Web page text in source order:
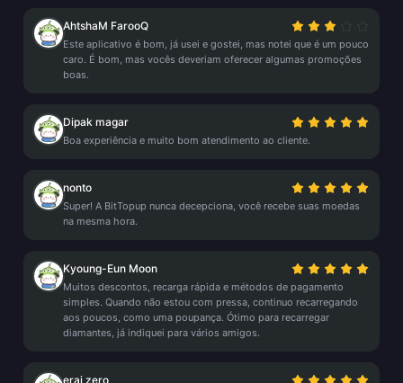
AhtshaM FarooQ
Este aplicativo é bom, já usei e gostei, mas notei que é um pouco
caro. É bom, mas vocês deveriam oferecer algumas promoções
boas.
Dipak magar
Boa experiência e muito bom atendimento ao cliente.
nonto
Super! A BitTopup nunca decepciona, você recebe suas moedas
na mesma hora.
Kyoung-Eun Moon
Muitos descontos, recarga rápida e métodos de pagamento
simples. Quando não estou com pressa, continuo recarregando
aos poucos, como uma poupança. Ótimo para recarregar
diamantes, já indiquei para vários amigos.
eraj zero